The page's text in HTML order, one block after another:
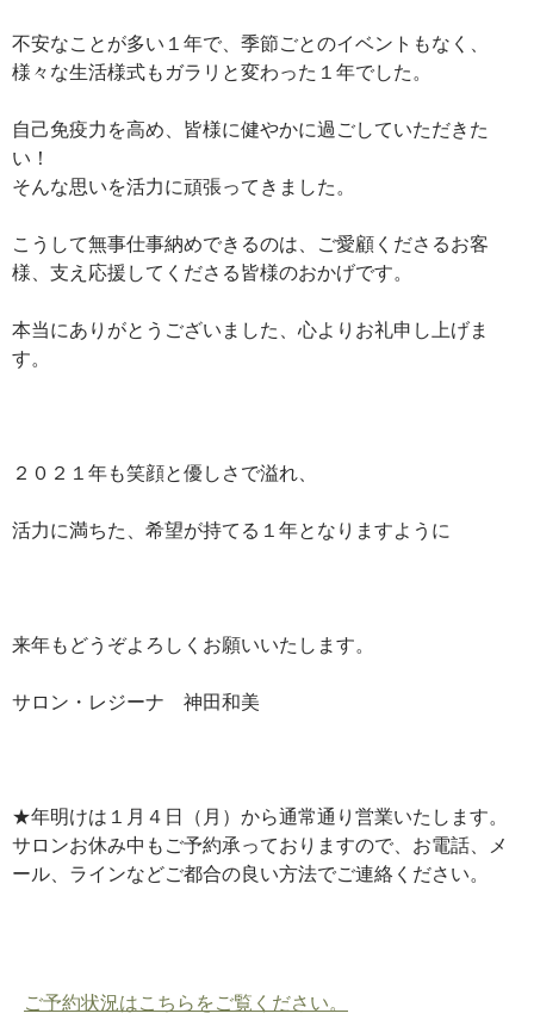
不安なことが多い１年で、季節ごとのイベントもなく、
様々な生活様式もガラリと変わった１年でした。
自己免疫力を高め、皆様に健やかに過ごしていただきた
い！
そんな思いを活力に頑張ってきました。
こうして無事仕事納めできるのは、ご愛顧くださるお客
様、支え応援してくださる皆様のおかげです。
本当にありがとうございました、心よりお礼申し上げま
す。
２０２１年も笑顔と優しさで溢れ、
活力に満ちた、希望が持てる１年となりますように
来年もどうぞよろしくお願いいたします。
サロン・レジーナ 神田和美
★年明けは１月４日（月）から通常通り営業いたします。
サロンお休み中もご予約承っておりますので、お電話、メ
ール、ラインなどご都合の良い方法でご連絡ください。
ご予約状況はこちらをご覧ください。